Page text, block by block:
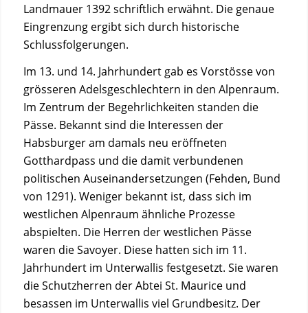
Landmauer 1392 schriftlich erwähnt. Die genaue
Eingrenzung ergibt sich durch historische
Schlussfolgerungen.
Im 13. und 14. Jahrhundert gab es Vorstösse von
grösseren Adelsgeschlechtern in den Alpenraum.
Im Zentrum der Begehrlichkeiten standen die
Pässe. Bekannt sind die Interessen der
Habsburger am damals neu eröffneten
Gotthardpass und die damit verbundenen
politischen Auseinandersetzungen (Fehden, Bund
von 1291). Weniger bekannt ist, dass sich im
westlichen Alpenraum ähnliche Prozesse
abspielten. Die Herren der westlichen Pässe
waren die Savoyer. Diese hatten sich im 11.
Jahrhundert im Unterwallis festgesetzt. Sie waren
die Schutzherren der Abtei St. Maurice und
besassen im Unterwallis viel Grundbesitz. Der